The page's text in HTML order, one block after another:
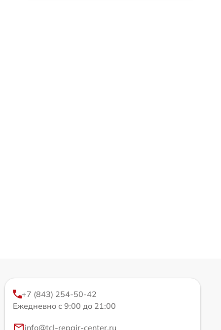
+7 (843) 254-50-42
Ежедневно с 9:00 до 21:00
info@tcl-repair-center.ru